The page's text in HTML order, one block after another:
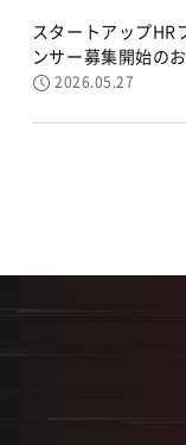
スタートアップ
ンサー募集開始の
2026.05.27